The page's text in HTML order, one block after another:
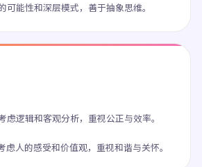
可能性和深层模式，善于抽象思维。
虑逻辑和客观分析，重视公正与效率。
虑人的感受和价值观，重视和谐与关怀。